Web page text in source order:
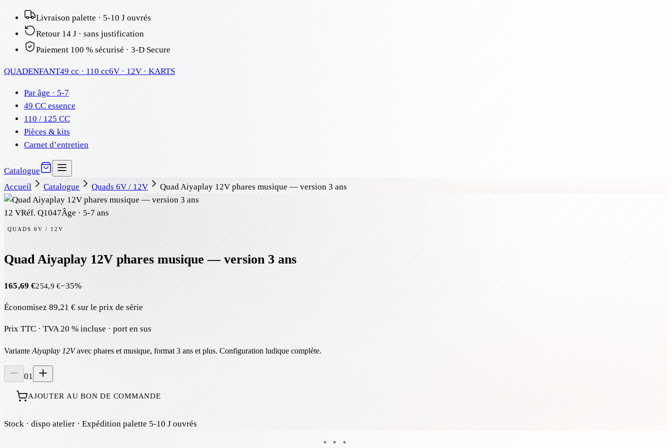
Livraison palette · 5-10 J ouvrés
Retour 14 J · sans justification
Paiement 100 % sécurisé · 3-D Secure
QUADENFANT49 cc · 110 cc6V · 12V · KARTS
Par âge · 5-7
49 CC essence
110 / 125 CC
Pièces & kits
Carnet d’entretien
Catalogue
Accueil
Catalogue Quads 6V / 12V Quad Aiyaplay 12V phares musique — version 3 ans
12 VRéf. Q1047Âge · 5-7 ans
QUADS 6V / 12V
Quad Aiyaplay 12V phares musique — version 3 ans
165,69 €254,9 €−35%
Économisez 89,21 € sur le prix de série
Prix TTC · TVA 20 % incluse · port en sus
Variante Aiyaplay 12Vavec phares et musique, format 3 ans et plus. Configuration ludique complète.
01
AJOUTER AU BON DE COMMANDE
Stock · dispo atelier · Expédition palette 5-10 J ouvrés
* * *